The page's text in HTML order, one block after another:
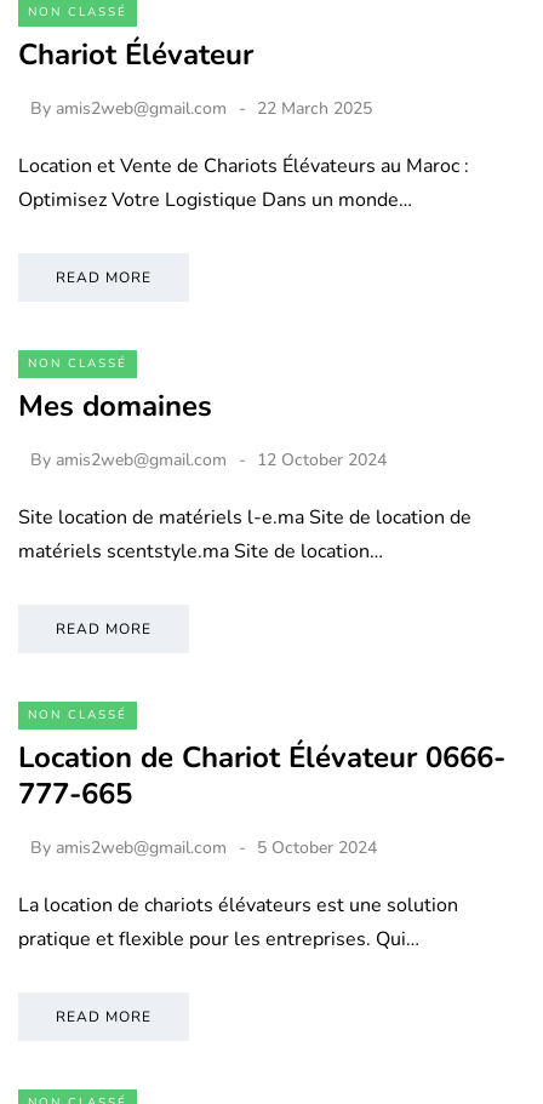
NON CLASSÉ
Chariot Élévateur
By amis2web@gmail.com 22 March 2025
Location et Vente de Chariots Élévateurs au Maroc :
Optimisez Votre Logistique Dans un monde…
READ MORE
NON CLASSÉ
Mes domaines
By amis2web@gmail.com 12 October 2024
Site location de matériels l-e.ma Site de location de
matériels scentstyle.ma Site de location…
READ MORE
NON CLASSÉ
Location de Chariot Élévateur 0666-
777-665
By amis2web@gmail.com 5 October 2024
La location de chariots élévateurs est une solution
pratique et flexible pour les entreprises. Qui…
READ MORE